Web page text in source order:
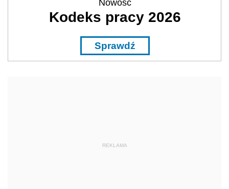
Nowość
Kodeks pracy 2026
Sprawdź
REKLAMA